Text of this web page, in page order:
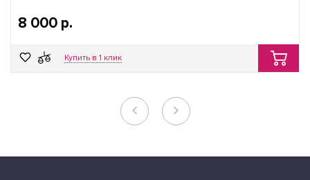
8 000 р.
Купить в 1 клик